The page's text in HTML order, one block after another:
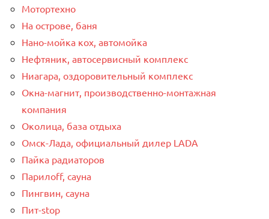
Мотортехно
На острове, баня
Нано-мойка кох, автомойка
Нефтяник, автосервисный комплекс
Ниагара, оздоровительный комплекс
Окна-магнит, производственно-монтажная
компания
Околица, база отдыха
Омск-Лада, официальный дилер LADA
Пайка радиаторов
Парилоff, сауна
Пингвин, сауна
Пит-stop